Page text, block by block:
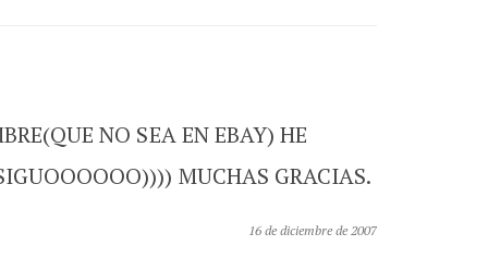
NO SEA EN EBAY) HE
MUCHAS GRACIAS.
16 de diciembre de 2007